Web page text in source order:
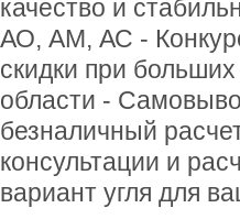
качество и
АО, АМ, АС -
скидки при
области -
безналичный
консультации и
вариант угля для